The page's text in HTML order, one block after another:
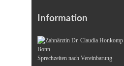
Information
Sprechzeiten nach Vereinbarung